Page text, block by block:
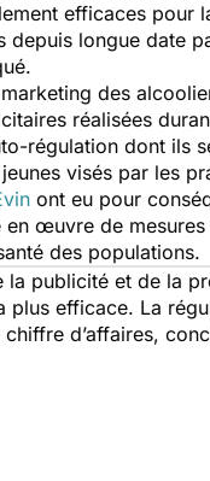
efficaces
longue date
des
réalisées
régulation dont ils
visés par les
ont eu pour
œuvre de
des populations.
la publicité et de la
efficace. La
d’affaires,